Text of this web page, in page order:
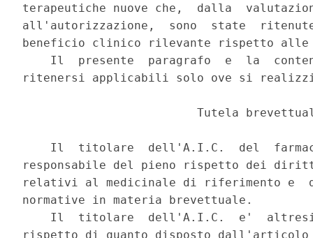
terapeutiche nuove che,  dalla
all'autorizzazione,  sono  state
beneficio clinico rilevante rispetto
Il  presente  paragrafo  e  la
ritenersi applicabili solo ove si
Tutela
Il  titolare  dell'A.I.C.  del
responsabile del pieno rispetto dei
relativi al medicinale di riferimento e
normative in materia brevettuale.
Il  titolare  dell'A.I.C.  e'
rispetto di quanto disposto dall'articolo